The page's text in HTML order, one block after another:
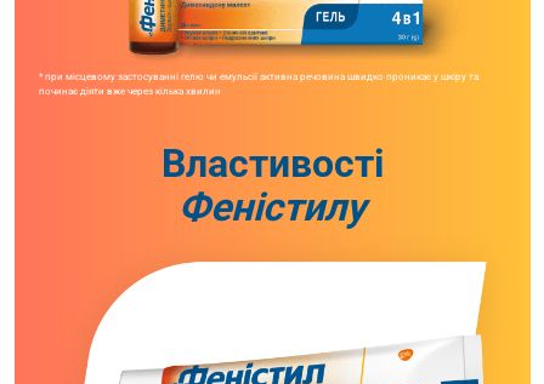
* при місцевому застосуванні гелю чи емульсії активна речовина швидко проникає у шкіру та
починає діяти вже через кілька хвилин
Властивості
Феністилу